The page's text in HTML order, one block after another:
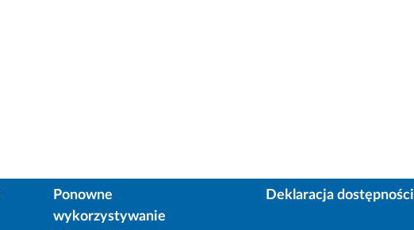
Ponowne
wykorzystywanie
Deklaracja dostępności